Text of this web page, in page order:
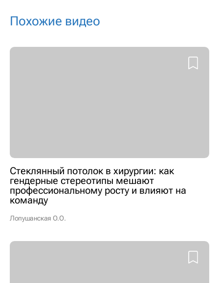
Похожие видео
Стеклянный потолок в хирургии: как
гендерные стереотипы мешают
профессиональному росту и влияют на
команду
Лопушанская О.О.